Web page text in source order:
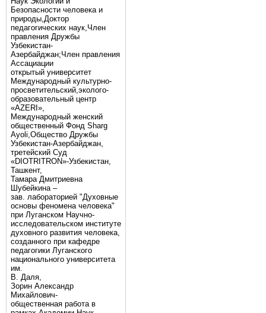
Безопасности человека и
природы,Доктор
педагогических наук,Член
правления Дружбы
Узбекистан-
Азербайджан;Член правления
Ассациации
открытый университет
Международный культурно-
просветительский,эколого-
образовательный центр
«AZERI»,
Mеждународный женский
общественный Фонд Sharg
Аyoli,Общество Дружбы
Узбекистан-Азербайджан,
третейский Суд
«DIOTRITRON»-Узбекистан,
Ташкент,
Тамара Дмитриевна
Шубейкина –
зав. лабораторией "Духовные
основы феномена человека"
при Луганском Научно-
исследовательском институте
духовного развития человека,
созданного при кафедре
педагогики Луганского
национального университета
им.
В. Даля,
Зорин Александр
Михайлович-
общественная работа в